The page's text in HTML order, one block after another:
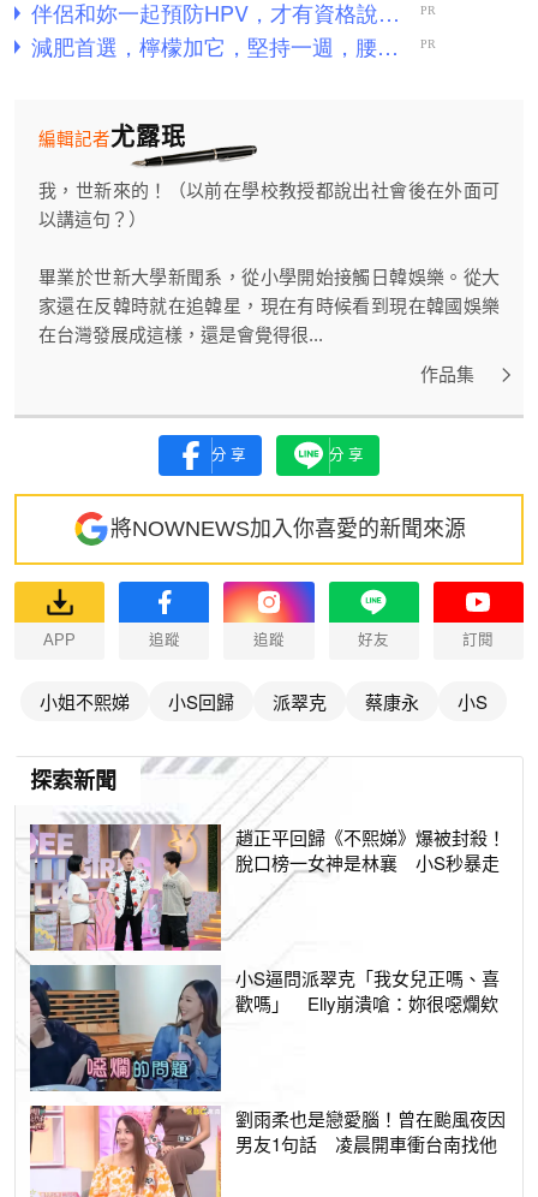
尤露珉
編輯記者
我，世新來的！（以前在學校教授都說出社會後在外面可
以講這句？）
畢業於世新大學新聞系，從小學開始接觸日韓娛樂。從大
家還在反韓時就在追韓星，現在有時候看到現在韓國娛樂
在台灣發展成這樣，還是會覺得很...
作品集
分享 分享
將NOWNEWS加入你喜愛的新聞來源
APP 追蹤 追蹤 好友 訂閱
小姐不熙娣 小S回歸 派翠克 蔡康永 小S
探索新聞
趙正平回歸《不熙娣》爆被封殺！
脫口榜一女神是林襄 小S秒暴走
小S逼問派翠克「我女兒正嗎、喜
歡嗎」 Elly崩潰嗆：妳很噁爛欸
劉雨柔也是戀愛腦！曾在颱風夜因
男友1句話 凌晨開車衝台南找他